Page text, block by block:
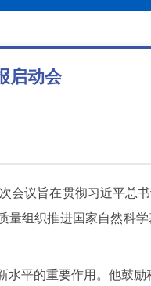
启动会
次会议旨在贯彻习近平总
量组织推进国家自然科
水平的重要作用。他鼓励